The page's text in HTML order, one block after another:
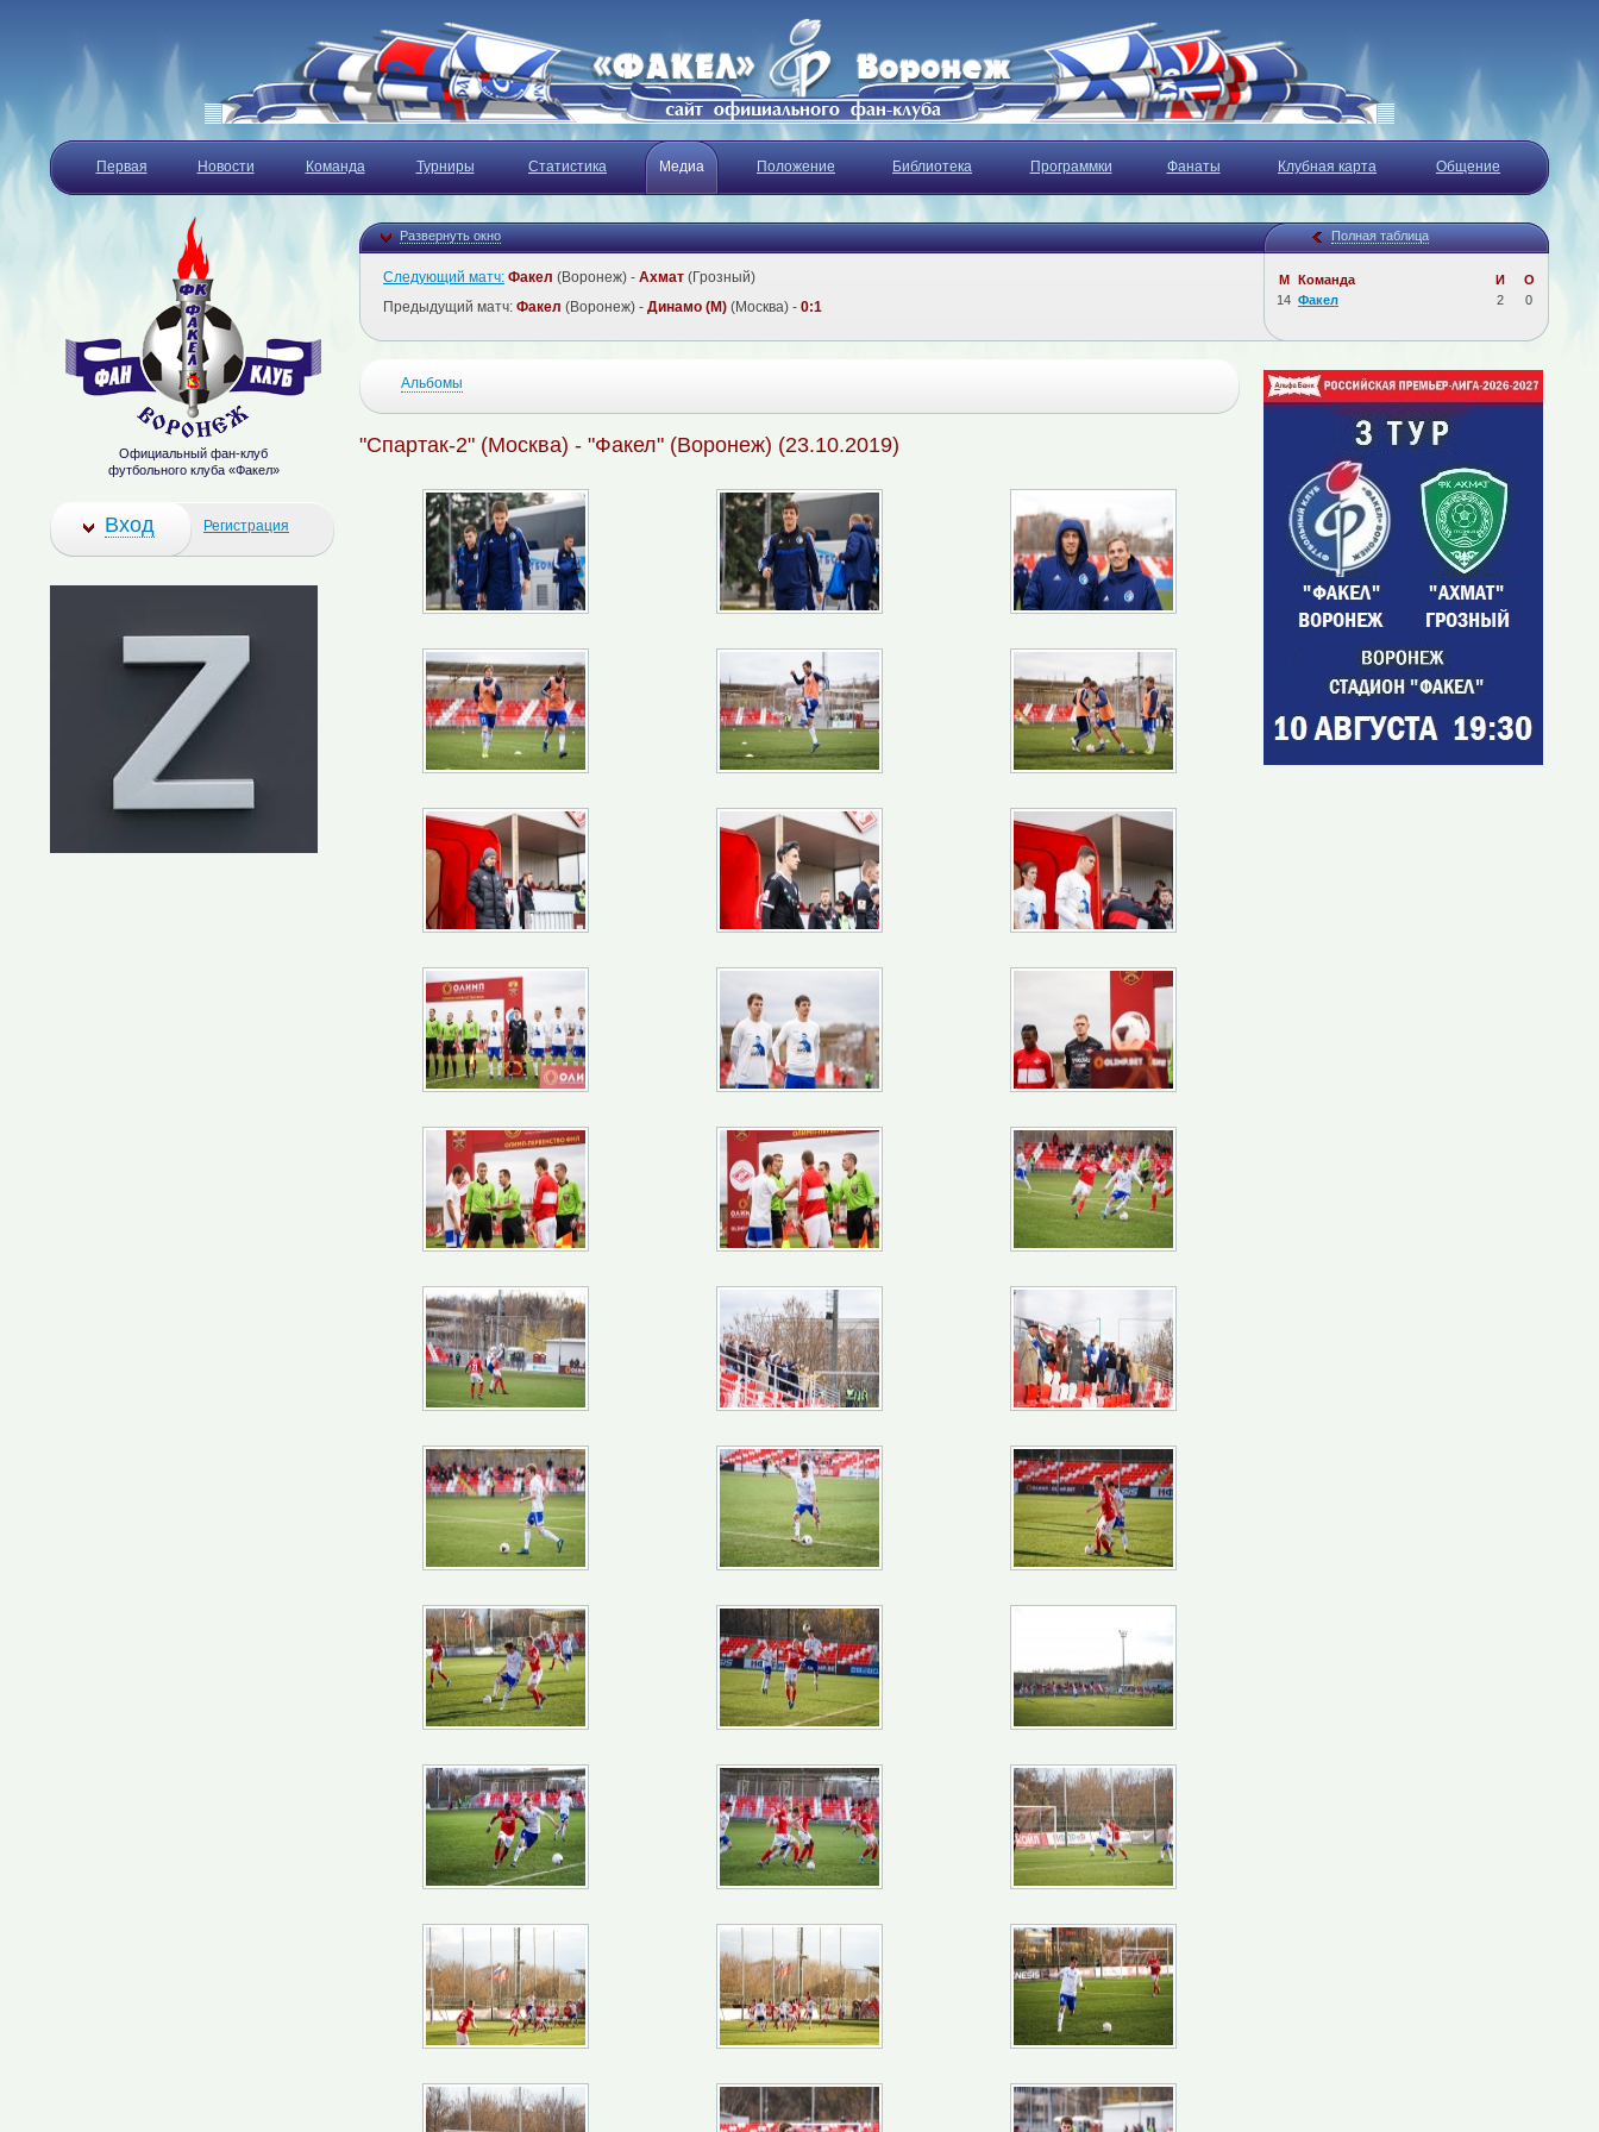
Первая Новости Команда Турниры Статистика Медиа Положение Библиотека Программки Фанаты Клубная карта Общение
Развернуть окно Полная таблица
М Команда И
О
14 Факел 2 0
Следующий матч: Факел (Воронеж) - Ахмат (Грозный)
Предыдущий матч: Факел (Воронеж) - Динамо (М) (Москва) - 0:1
Альбомы
"Спартак-2" (Москва) - "Факел" (Воронеж) (23.10.2019)
Официальный фан-клуб
футбольного клуба «Факел»
Вход Регистрация